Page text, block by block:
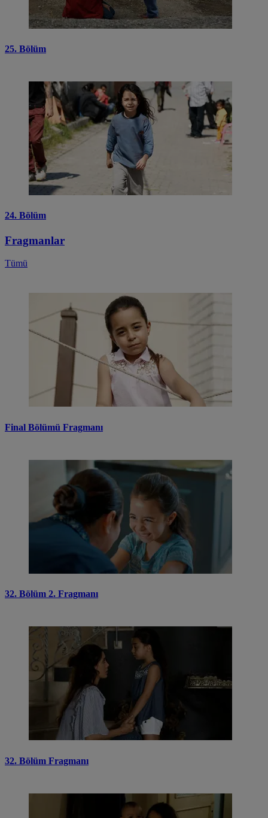
25. Bölüm
24. Bölüm
Fragmanlar
Tümü
Final Bölümü Fragmanı
32. Bölüm 2. Fragmanı
32. Bölüm Fragmanı